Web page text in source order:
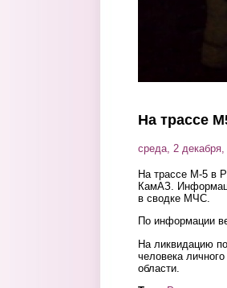
На трассе
среда, 2
На трассе М-5 в
КамАЗ.
в сводке МЧС.
По информации
На ликвидацию
человека
области.